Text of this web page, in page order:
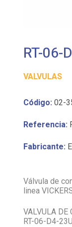
RT-06-
VALVULAS
Código: 02-
Referencia:
Fabricante:
Válvula de
linea
VALVULA DE
RT-06-D4-